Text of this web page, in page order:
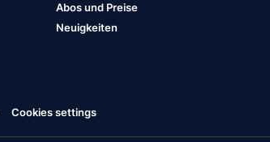
Abos und Preise
Neuigkeiten
Cookies settings